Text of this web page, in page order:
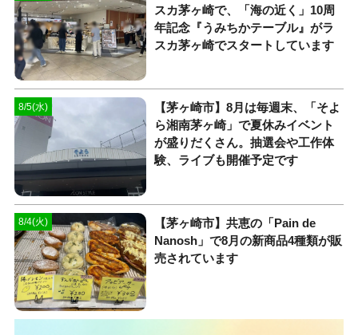
スカ茅ヶ崎で、「海の近く」10周
年記念『うみちかテーブル』がラ
スカ茅ヶ崎でスタートしています
8/5(水)
【茅ヶ崎市】8月は毎週末、「そよ
ら湘南茅ヶ崎」で夏休みイベント
が盛りだくさん。抽選会や工作体
験、ライブも開催予定です
8/4(火)
【茅ヶ崎市】共恵の「Pain de
Nanosh」で8月の新商品4種類が販
売されています